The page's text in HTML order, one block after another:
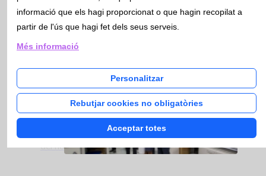
01/10/2016
El conseller Comín visita Catlab
El Conseller Antoni Comín, en el marc d'una visita al
Parc Logístic de Salut, va poder visitar les instal·lacions
del nostre laboratori a Viladecavalls.
informació que els hagi proporcionat o que hagin recopilat a
partir de l'ús que hagi fet dels seus serveis.
Més informació
Personalitzar
Rebutjar cookies no obligatòries
Acceptar totes